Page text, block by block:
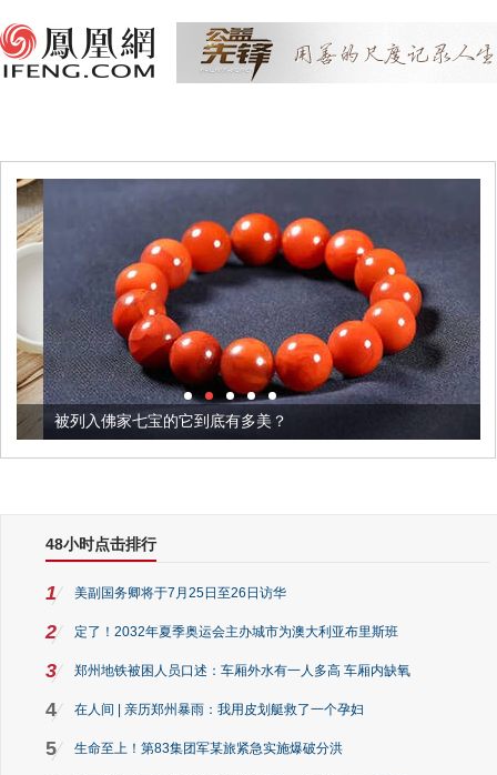
被列入佛家七宝的它到底有多美？
48小时点击排行
1 美副国务卿将于7月25日至26日访华
2 定了！2032年夏季奥运会主办城市为澳大利亚布里斯班
3 郑州地铁被困人员口述：车厢外水有一人多高 车厢内缺氧
4 在人间 | 亲历郑州暴雨：我用皮划艇救了一个孕妇
5 生命至上！第83集团军某旅紧急实施爆破分洪